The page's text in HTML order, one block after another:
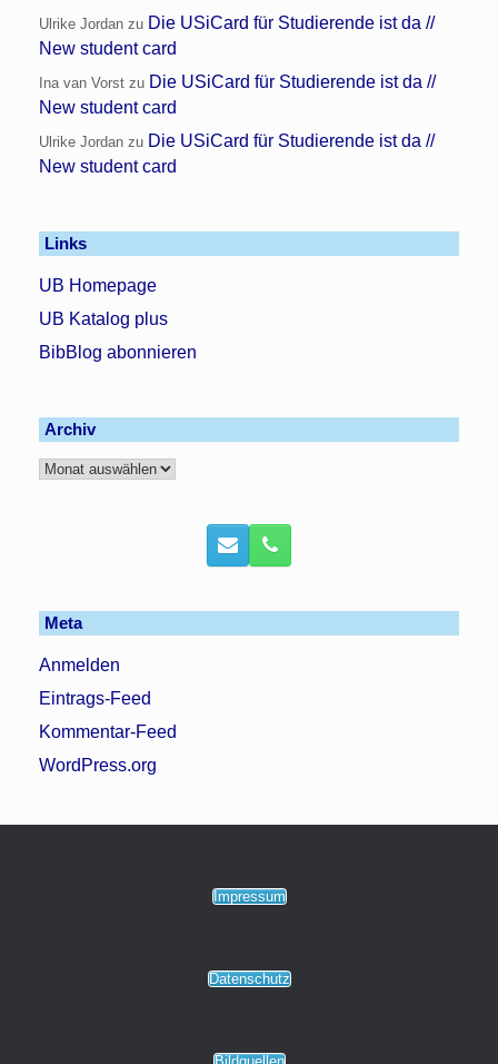
Ulrike Jordan zu Die USiCard für Studierende ist da //
New student card
Ina van Vorst zu Die USiCard für Studierende ist da //
New student card
Ulrike Jordan zu Die USiCard für Studierende ist da //
New student card
Links
UB Homepage
UB Katalog plus
BibBlog abonnieren
Archiv
Archiv
Meta
Anmelden
Eintrags-Feed
Kommentar-Feed
WordPress.org
Impressum
Datenschutz